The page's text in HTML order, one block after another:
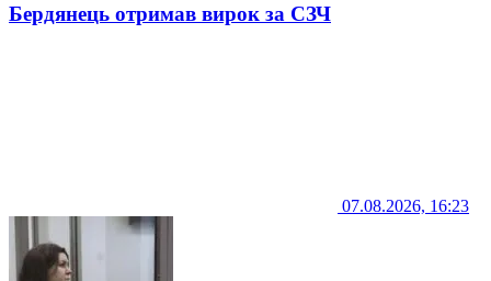
Бердянець отримав вирок за СЗЧ
07.08.2026, 16:23